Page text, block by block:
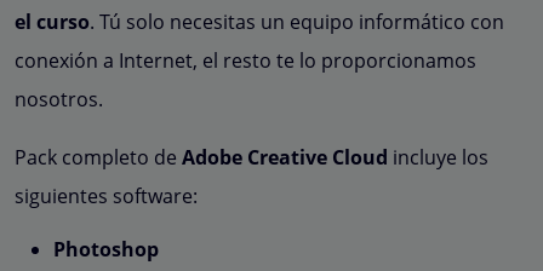
el curso. Tú solo necesitas un equipo informático con
conexión a Internet, el resto te lo proporcionamos
nosotros.
Pack completo de Adobe Creative Cloud incluye los
siguientes software:
Photoshop